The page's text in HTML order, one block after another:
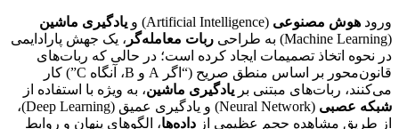
ورود هوش مصنوعی (Artificial Intelligence) و
یادگیری ماشین
(Machine Learning) به طراحی
ربات معامله‌گر ، یک جهش پارادایمی
در نحوه اتخاذ تصمیمات ایجاد کرده است؛ در حالی که ربات‌های
قانون‌محور بر اساس منطق صریح (“اگر A و B، آنگاه C”) کار
می‌کنند، ربات‌های مبتنی بر یادگیری ماشین، به ویژه با استفاده از
شبکه عصبی
(Neural Network) و یادگیری عمیق (Deep Learning)،
از طریق مشاهده حجم عظیمی از داده‌ها، الگوهای پنهان و روابط